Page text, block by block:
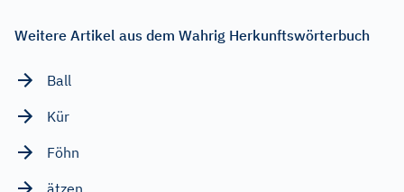
Weitere Artikel aus dem Wahrig Herkunftswörterbuch
Ball
Kür
Föhn
ätzen